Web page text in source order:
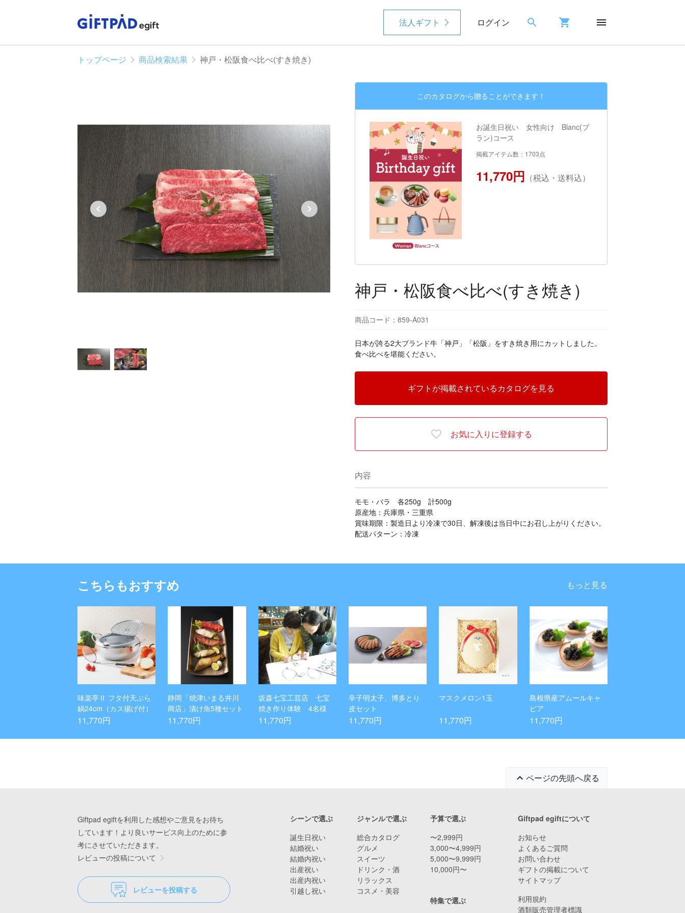
法人ギフト ログイン
トップページ 商品検索結果 神戸・松阪食べ比べ(すき焼き)
このカタログから贈ることができます！
お誕生日祝い 女性向け Blanc(ブ
ラン)コース
掲載アイテム数：1703点
11,770円 （税込・送料込）
神戸・松阪食べ比べ(すき焼き)
商品コード：859-A031
日本が誇る2大ブランド牛「神戸」「松阪」をすき焼き用にカットしました。
食べ比べを堪能ください。
ギフトが掲載されているカタログを見る
お気に入りに登録する
内容
モモ・バラ 各250g 計500g
原産地：兵庫県・三重県
賞味期限：製造日より冷凍で30日、解凍後は当日中にお召し上がりください。
配送パターン：冷凍
こちらもおすすめ もっと見る
味楽亭Ⅱ フタ付天ぷら
鍋24cm（カス揚げ付）
11,770円
静岡「焼津いまる井川
商店」漬け魚5種セット
11,770円
坂森七宝工芸店 七宝
焼き作り体験 4名様
11,770円
辛子明太子、博多とり
皮セット
11,770円
マスクメロン1玉
11,770円
島根県産アムールキャ
ビア
11,770円
ページの先頭へ戻る
Giftpad egiftを利用した感想やご意見をお待ち
しています！より良いサービス向上のために参
考にさせていただきます。
レビューの投稿について
レビューを投稿する
シーンで選ぶ
誕生日祝い
結婚祝い
結婚内祝い
出産祝い
出産内祝い
引越し祝い
予算で選ぶ
〜2,999円
3,000〜4,999円
5,000〜9,999円
10,000円〜
ジャンルで選ぶ
総合カタログ
グルメ
スイーツ
ドリンク・酒
リラックス
コスメ・美容
特集で選ぶ
Giftpad egiftについて
お知らせ
よくあるご質問
お問い合わせ
ギフトの掲載について
サイトマップ
利用規約
酒類販売管理者標識